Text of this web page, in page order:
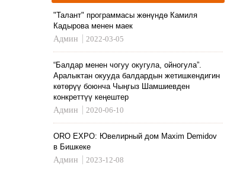
"Талант" программасы жөнүндө Камиля
Кадырова менен маек
Админ
2022-03-05
“Балдар менен чогуу окугула, ойногула”.
Аралыктан окууда балдардын жетишкендигин
көтөрүү боюнча Чыңгыз Шамшиевден
конкреттүү кеңештер
Админ
2020-06-10
ORO EXPO: Ювелирный дом Maxim Demidov
в Бишкеке
Админ
2023-12-08